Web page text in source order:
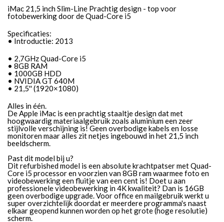
iMac 21,5 inch Slim-Line Prachtig design - top voor
fotobewerking door de Quad-Core i5
Specificaties:
• Introductie: 2013
• 2,7GHz Quad-Core i5
• 8GB RAM
• 1000GB HDD
• NVIDIA GT 640M
• 21,5'' (1920×1080)
Alles in één.
De Apple iMac is een prachtig staaltje design dat met
hoogwaardig materiaalgebruik zoals aluminium een zeer
stijlvolle verschijning is! Geen overbodige kabels en losse
monitoren maar alles zit netjes ingebouwd in het 21,5 inch
beeldscherm.
Past dit model bij u?
Dit refurbished model is een absolute krachtpatser met Quad-
Core i5 processor en voorzien van 8GB ram waarmee foto en
videobewerking een fluitje van een cent is! Doet u aan
professionele videobewerking in 4K kwaliteit? Dan is 16GB
geen overbodige upgrade. Voor office en mailgebruik werkt u
super overzichtelijk doordat er meerdere programma's naast
elkaar geopend kunnen worden op het grote (hoge resolutie)
scherm.